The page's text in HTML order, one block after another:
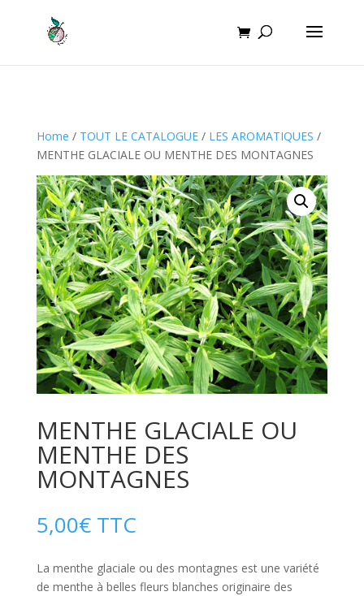
Home / TOUT LE CATALOGUE/ LES AROMATIQUES /
MENTHE GLACIALE OU MENTHE DES MONTAGNES
MENTHE GLACIALE OU
MENTHE DES
MONTAGNES
5,00€ TTC
La menthe glaciale ou des montagnes est une variété
de menthe à belles fleurs blanches originaire des